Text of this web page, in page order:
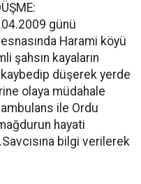
günü
Harami köyü
şahsın kayaların
düşerek yerde
olaya müdahale
ile Ordu
hayati
bilgi verilerek